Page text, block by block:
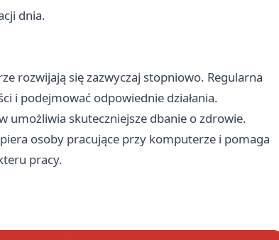
dnia.
rozwijają się zazwyczaj stopniowo. Regularna
i podejmować odpowiednie działania.
umożliwia skuteczniejsze dbanie o zdrowie.
osoby pracujące przy komputerze i pomaga
pracy.